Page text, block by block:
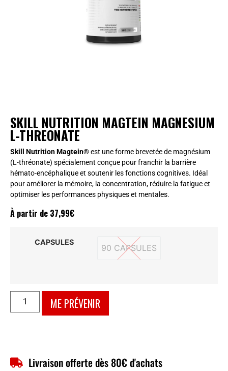
SKILL NUTRITION MAGTEIN MAGNESIUM
L-THREONATE
Skill Nutrition Magtein®est une forme brevetée de magnésium
(L-thréonate) spécialement conçue pour franchir la barrière
hémato-encéphalique et soutenir les fonctions cognitives. Idéal
pour améliorer la mémoire, la concentration, réduire la fatigue et
optimiser les performances physiques et mentales.
À partir de 37,99€
CAPSULES
90 CAPSULES
90 CAPSULES
ME PRÉVENIR
Livraison offerte dès 80€ d'achats